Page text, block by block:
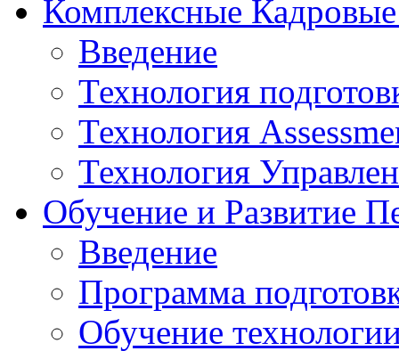
Комплексные
Введение
Технология
Технология
Технология
Обучение и Развитие
Введение
Программа
Обучение